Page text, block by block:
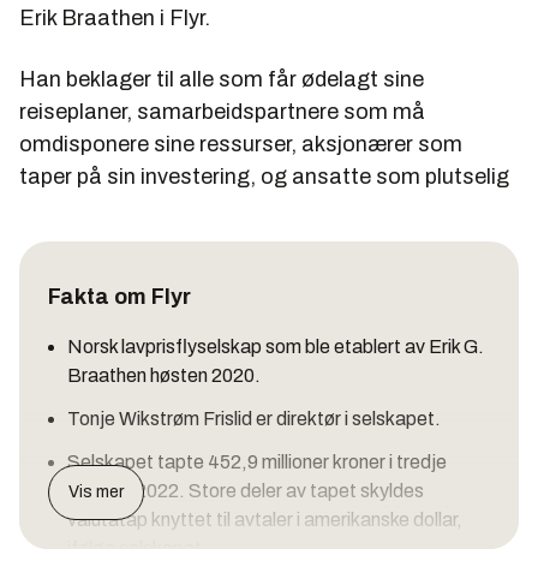
Erik Braathen i Flyr.
Han beklager til alle som får ødelagt sine
reiseplaner, samarbeidspartnere som må
omdisponere sine ressurser, aksjonærer som
taper på sin investering, og ansatte som plutselig
Fakta om Flyr
Norsk lavprisflyselskap som ble etablert av Erik G.
Braathen høsten 2020.
Tonje Wikstrøm Frislid er direktør i selskapet.
Selskapet tapte 452,9 millioner kroner i tredje
kvartal i 2022. Store deler av tapet skyldes
valutatap knyttet til avtaler i amerikanske dollar,
ifølge selskapet.
Vis mer